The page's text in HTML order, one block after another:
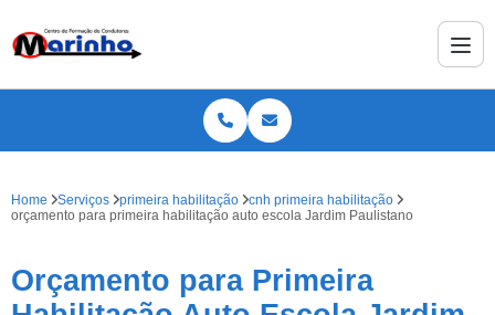
Home Serviços primeira habilitação
cnh primeira habilitação
orçamento para primeira habilitação auto escola Jardim Paulistano
Orçamento para Primeira